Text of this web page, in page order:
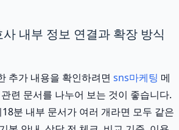
내부 정보 연결과 확장 방식
추가 내용을 확인하려면 sns마케팅 메
련 문서를 나누어 보는 것이 좋습니다.
분 내부 문서가 여러 개라면 모두 같은